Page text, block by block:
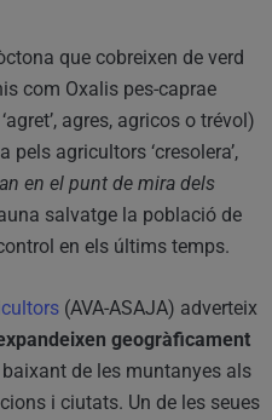
que cobreixen de verd
com Oxalis pes-caprae
agres, agricos o trévol)
agricultors ‘cresolera’,
en el punt de mira dels
salvatge la població de
en els últims temps.
(AVA-ASAJA) adverteix
geogràficament
baixant de les muntanyes als
i ciutats. Un de les seues